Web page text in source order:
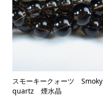
スモーキークォーツ Smoky
quartz 煙水晶